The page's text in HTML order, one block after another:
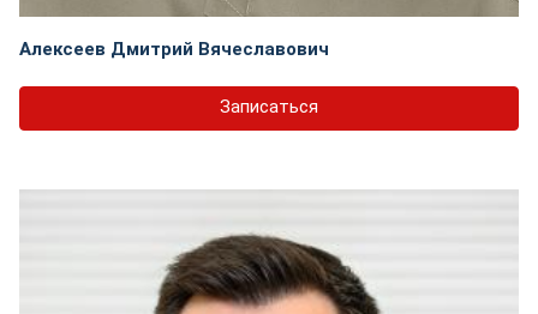
Алексеев Дмитрий Вячеславович
Записаться